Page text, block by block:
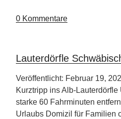
für
0 Kommentare
Lauterdörfle
Veröffentlicht: Februar 19,
Kurztripp ins Alb-Lauterdörfle
starke 60 Fahrminuten
Urlaubs Domizil für Familien